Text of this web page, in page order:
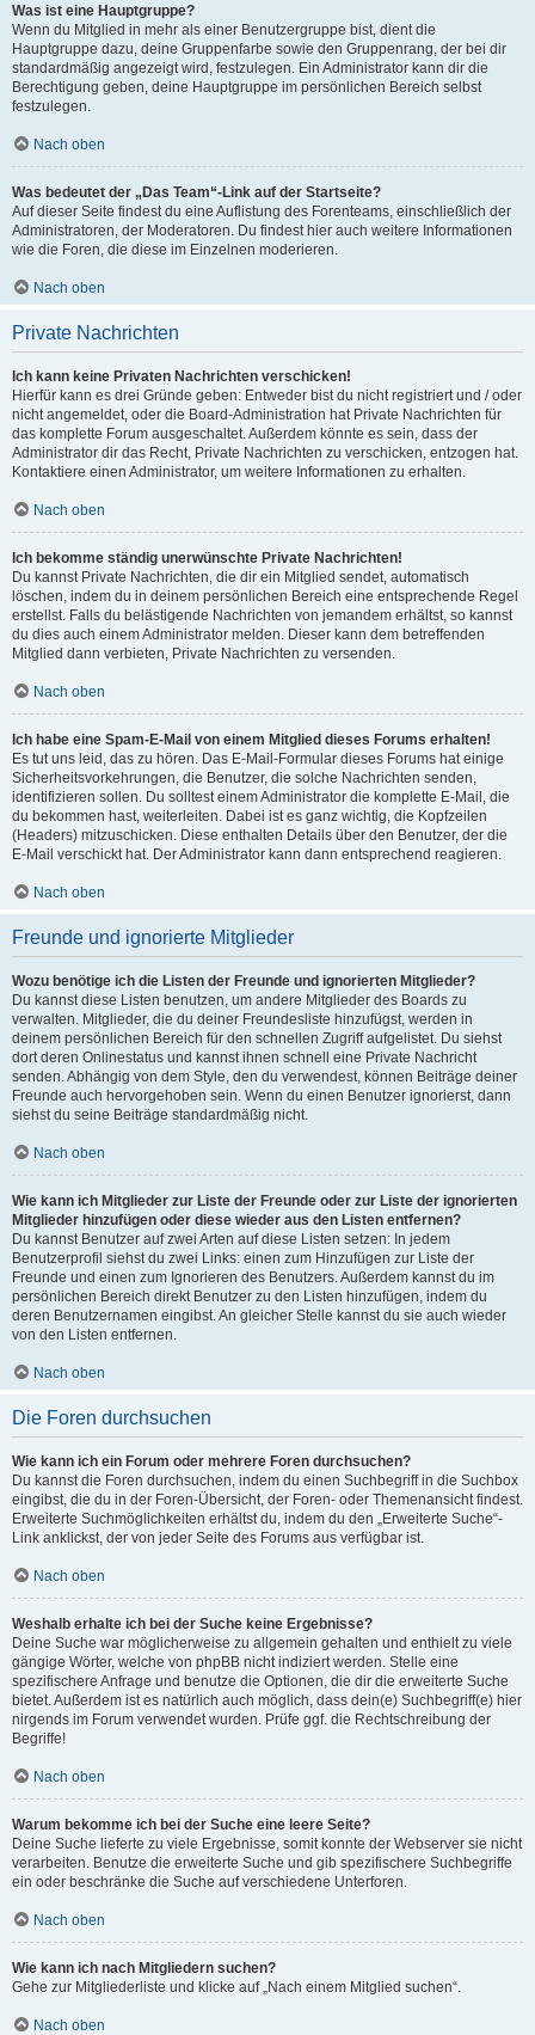
Was ist eine Hauptgruppe?
Wenn du Mitglied in mehr als einer Benutzergruppe bist, dient die
Hauptgruppe dazu, deine Gruppenfarbe sowie den Gruppenrang, der bei dir
standardmäßig angezeigt wird, festzulegen. Ein Administrator kann dir die
Berechtigung geben, deine Hauptgruppe im persönlichen Bereich selbst
festzulegen.
Nach oben
Was bedeutet der „Das Team“-Link auf der Startseite?
Auf dieser Seite findest du eine Auflistung des Forenteams, einschließlich der
Administratoren, der Moderatoren. Du findest hier auch weitere Informationen
wie die Foren, die diese im Einzelnen moderieren.
Nach oben
Private Nachrichten
Ich kann keine Privaten Nachrichten verschicken!
Hierfür kann es drei Gründe geben: Entweder bist du nicht registriert und / oder
nicht angemeldet, oder die Board-Administration hat Private Nachrichten für
das komplette Forum ausgeschaltet. Außerdem könnte es sein, dass der
Administrator dir das Recht, Private Nachrichten zu verschicken, entzogen hat.
Kontaktiere einen Administrator, um weitere Informationen zu erhalten.
Nach oben
Ich bekomme ständig unerwünschte Private Nachrichten!
Du kannst Private Nachrichten, die dir ein Mitglied sendet, automatisch
löschen, indem du in deinem persönlichen Bereich eine entsprechende Regel
erstellst. Falls du belästigende Nachrichten von jemandem erhältst, so kannst
du dies auch einem Administrator melden. Dieser kann dem betreffenden
Mitglied dann verbieten, Private Nachrichten zu versenden.
Nach oben
Ich habe eine Spam-E-Mail von einem Mitglied dieses Forums erhalten!
Es tut uns leid, das zu hören. Das E-Mail-Formular dieses Forums hat einige
Sicherheitsvorkehrungen, die Benutzer, die solche Nachrichten senden,
identifizieren sollen. Du solltest einem Administrator die komplette E-Mail, die
du bekommen hast, weiterleiten. Dabei ist es ganz wichtig, die Kopfzeilen
(Headers) mitzuschicken. Diese enthalten Details über den Benutzer, der die
E-Mail verschickt hat. Der Administrator kann dann entsprechend reagieren.
Nach oben
Freunde und ignorierte Mitglieder
Wozu benötige ich die Listen der Freunde und ignorierten Mitglieder?
Du kannst diese Listen benutzen, um andere Mitglieder des Boards zu
verwalten. Mitglieder, die du deiner Freundesliste hinzufügst, werden in
deinem persönlichen Bereich für den schnellen Zugriff aufgelistet. Du siehst
dort deren Onlinestatus und kannst ihnen schnell eine Private Nachricht
senden. Abhängig von dem Style, den du verwendest, können Beiträge deiner
Freunde auch hervorgehoben sein. Wenn du einen Benutzer ignorierst, dann
siehst du seine Beiträge standardmäßig nicht.
Nach oben
Wie kann ich Mitglieder zur Liste der Freunde oder zur Liste der ignorierten
Mitglieder hinzufügen oder diese wieder aus den Listen entfernen?
Du kannst Benutzer auf zwei Arten auf diese Listen setzen: In jedem
Benutzerprofil siehst du zwei Links: einen zum Hinzufügen zur Liste der
Freunde und einen zum Ignorieren des Benutzers. Außerdem kannst du im
persönlichen Bereich direkt Benutzer zu den Listen hinzufügen, indem du
deren Benutzernamen eingibst. An gleicher Stelle kannst du sie auch wieder
von den Listen entfernen.
Nach oben
Die Foren durchsuchen
Wie kann ich ein Forum oder mehrere Foren durchsuchen?
Du kannst die Foren durchsuchen, indem du einen Suchbegriff in die Suchbox
eingibst, die du in der Foren-Übersicht, der Foren- oder Themenansicht findest.
Erweiterte Suchmöglichkeiten erhältst du, indem du den „Erweiterte Suche“-
Link anklickst, der von jeder Seite des Forums aus verfügbar ist.
Nach oben
Weshalb erhalte ich bei der Suche keine Ergebnisse?
Deine Suche war möglicherweise zu allgemein gehalten und enthielt zu viele
gängige Wörter, welche von phpBB nicht indiziert werden. Stelle eine
spezifischere Anfrage und benutze die Optionen, die dir die erweiterte Suche
bietet. Außerdem ist es natürlich auch möglich, dass dein(e) Suchbegriff(e) hier
nirgends im Forum verwendet wurden. Prüfe ggf. die Rechtschreibung der
Begriffe!
Nach oben
Warum bekomme ich bei der Suche eine leere Seite?
Deine Suche lieferte zu viele Ergebnisse, somit konnte der Webserver sie nicht
verarbeiten. Benutze die erweiterte Suche und gib spezifischere Suchbegriffe
ein oder beschränke die Suche auf verschiedene Unterforen.
Nach oben
Wie kann ich nach Mitgliedern suchen?
Gehe zur Mitgliederliste und klicke auf „Nach einem Mitglied suchen“.
Nach oben